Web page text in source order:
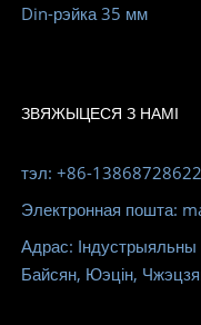
Din-рэйка 35 мм
ЗВЯЖЫЦЕСЯ З НАМІ
тэл: +86-13868728622
Электронная пошта:
Адрас:
Байсян, Юэцін,